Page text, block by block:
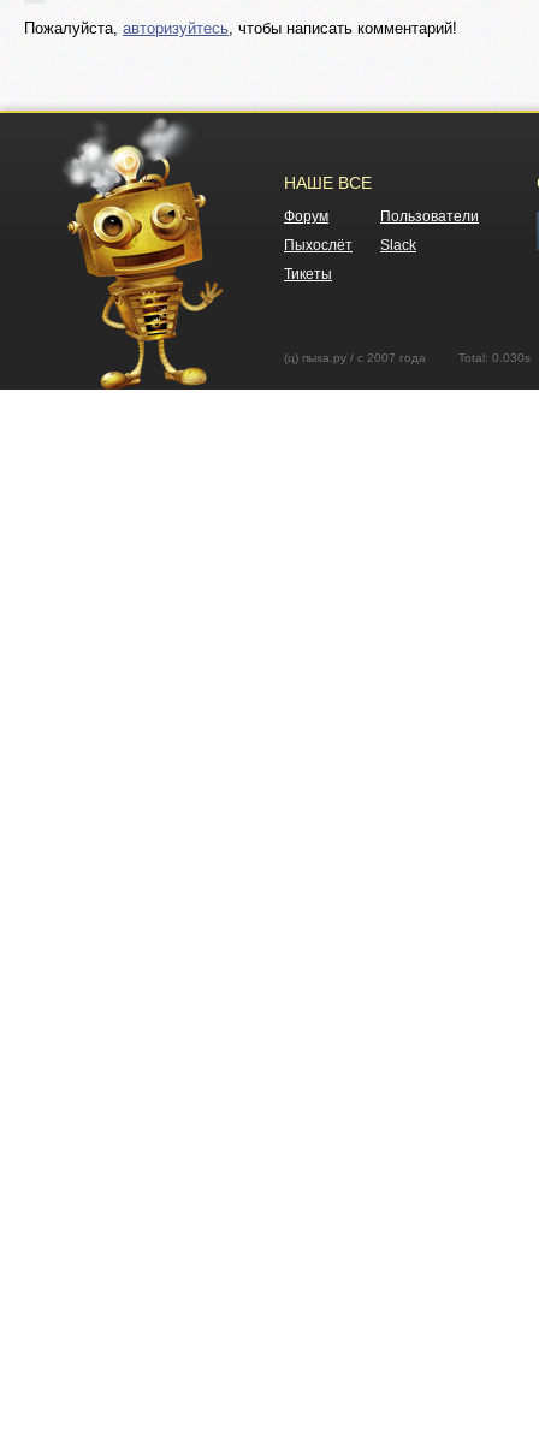
Пожалуйста, авторизуйтесь, чтобы написать комментарий!
НАШЕ ВСЕ
Форум
Пользователи
Пыхослёт
Slack
Тикеты
(ц) пыха.ру / с 2007 года Total: